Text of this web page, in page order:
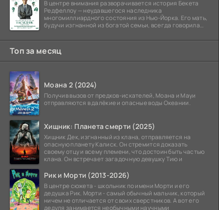
В центре внимания разворачивается история Бекета
Редфеллоу — неудавшегося наследника
многомиллиардного состояния из Нью-Йорка. Его мать,
будучи изгнанной из богатой семьи, всегда говорила
Топ за месяц
Моана 2 (2024)
Получив вызов от предков-искателей, Моана и Мауи
отправляются в далёкие и опасные воды Океании.
Хищник: Планета смерти (2025)
Хищник Дек, изгнанный из клана, отправляется на
опасную планету Калиск. Он стремится доказать
своему отцу и всему племени, что достоин быть частью
клана. Он встречает загадочную девушку Тию и
Рик и Морти (2013-2026)
В центре сюжета - школьник по имени Морти и его
дедушка Рик. Морти - самый обычный мальчик, который
ничем не отличается от своих сверстников. А вот его
дедуля занимается необычными научными